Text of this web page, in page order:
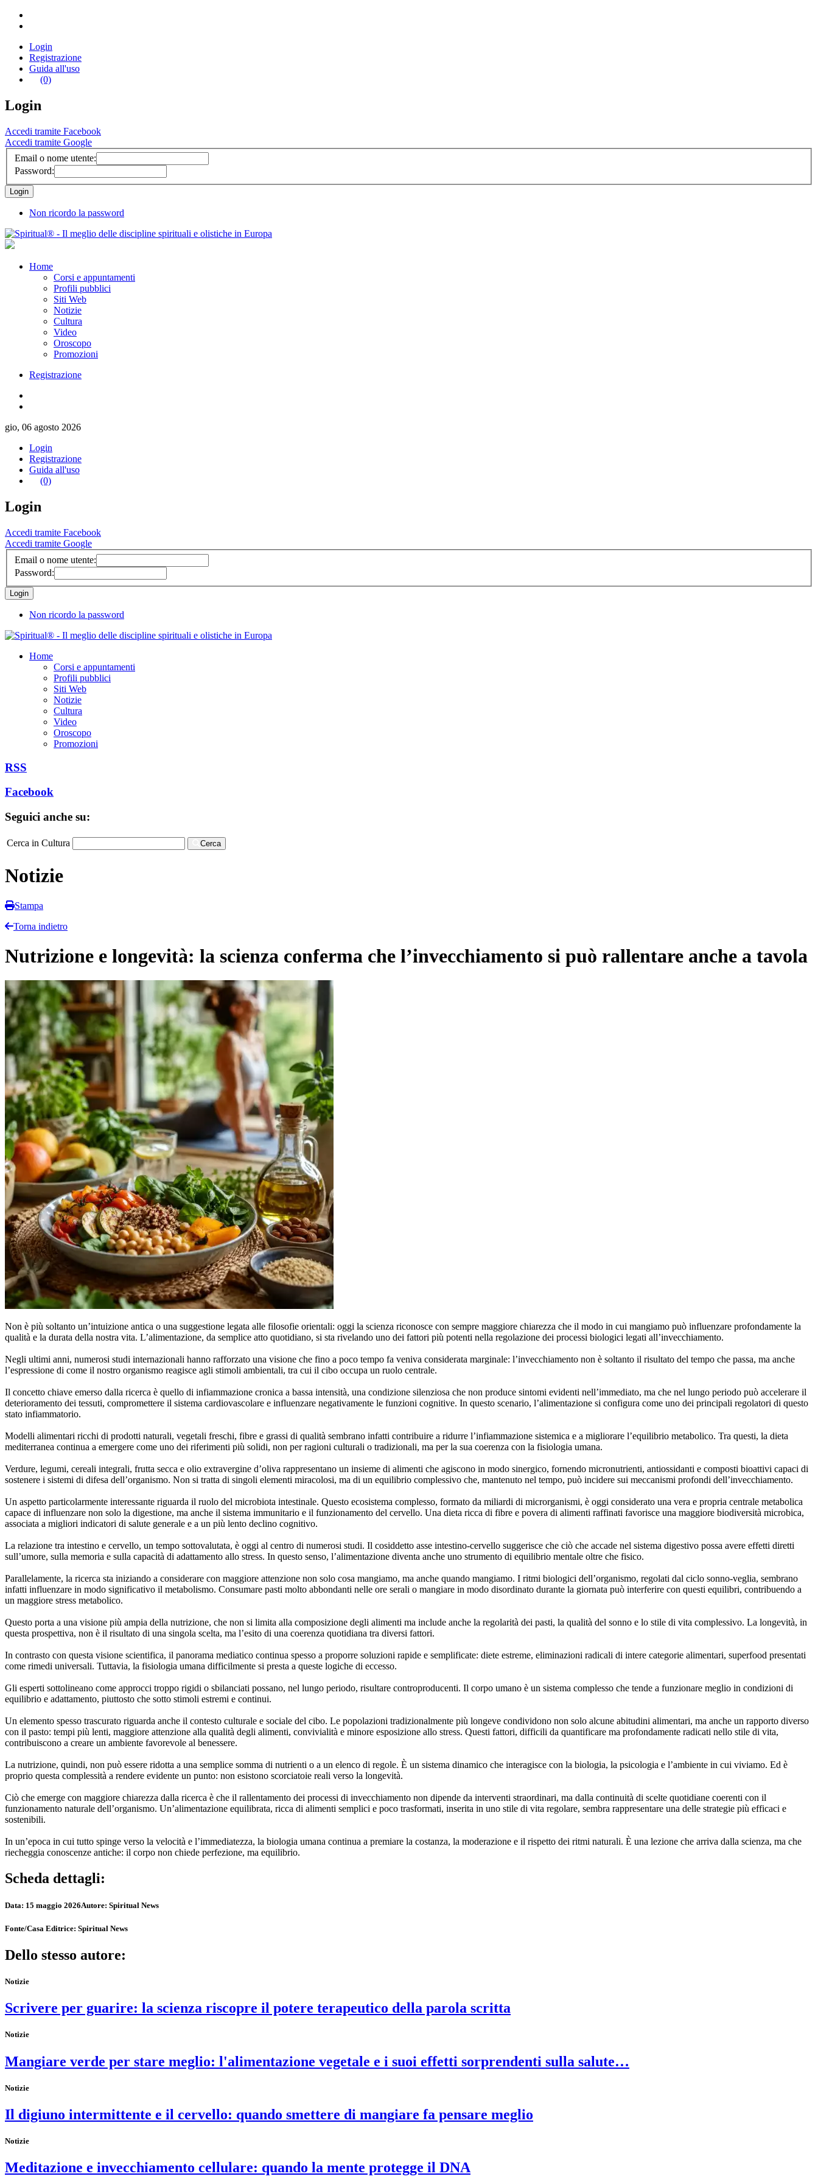
Login
Registrazione
Guida all'uso
(0)
Login
Accedi tramite Facebook
Accedi tramite Google
Email o nome utente:
Password:
Non ricordo la password
Home
Corsi e appuntamenti
Profili pubblici
Siti Web
Notizie
Cultura
Video
Oroscopo
Promozioni
Registrazione
gio, 06 agosto 2026
Login
Registrazione
Guida all'uso
(0)
Login
Accedi tramite Facebook
Accedi tramite Google
Email o nome utente:
Password:
Non ricordo la password
Home
Corsi e appuntamenti
Profili pubblici
Siti Web
Notizie
Cultura
Video
Oroscopo
Promozioni
RSS
Facebook
Seguici anche su:
Cerca in Cultura Cerca
Notizie
Stampa
Torna indietro
Nutrizione e longevità: la scienza conferma che l’invecchiamento si può rallentare anche a tavola
Non è più soltanto un’intuizione antica o una suggestione legata alle filosofie orientali: oggi la scienza riconosce con sempre maggiore chiarezza che il modo in cui mangiamo può influenzare profondamente la
qualità e la durata della nostra vita. L’alimentazione, da semplice atto quotidiano, si sta rivelando uno dei fattori più potenti nella regolazione dei processi biologici legati all’invecchiamento.
Negli ultimi anni, numerosi studi internazionali hanno rafforzato una visione che fino a poco tempo fa veniva considerata marginale: l’invecchiamento non è soltanto il risultato del tempo che passa, ma anche
l’espressione di come il nostro organismo reagisce agli stimoli ambientali, tra cui il cibo occupa un ruolo centrale.
Il concetto chiave emerso dalla ricerca è quello di infiammazione cronica a bassa intensità, una condizione silenziosa che non produce sintomi evidenti nell’immediato, ma che nel lungo periodo può accelerare il
deterioramento dei tessuti, compromettere il sistema cardiovascolare e influenzare negativamente le funzioni cognitive. In questo scenario, l’alimentazione si configura come uno dei principali regolatori di questo
stato infiammatorio.
Modelli alimentari ricchi di prodotti naturali, vegetali freschi, fibre e grassi di qualità sembrano infatti contribuire a ridurre l’infiammazione sistemica e a migliorare l’equilibrio metabolico. Tra questi, la dieta
mediterranea continua a emergere come uno dei riferimenti più solidi, non per ragioni culturali o tradizionali, ma per la sua coerenza con la fisiologia umana.
Verdure, legumi, cereali integrali, frutta secca e olio extravergine d’oliva rappresentano un insieme di alimenti che agiscono in modo sinergico, fornendo micronutrienti, antiossidanti e composti bioattivi capaci di
sostenere i sistemi di difesa dell’organismo. Non si tratta di singoli elementi miracolosi, ma di un equilibrio complessivo che, mantenuto nel tempo, può incidere sui meccanismi profondi dell’invecchiamento.
Un aspetto particolarmente interessante riguarda il ruolo del microbiota intestinale. Questo ecosistema complesso, formato da miliardi di microrganismi, è oggi considerato una vera e propria centrale metabolica
capace di influenzare non solo la digestione, ma anche il sistema immunitario e il funzionamento del cervello. Una dieta ricca di fibre e povera di alimenti raffinati favorisce una maggiore biodiversità microbica,
associata a migliori indicatori di salute generale e a un più lento declino cognitivo.
La relazione tra intestino e cervello, un tempo sottovalutata, è oggi al centro di numerosi studi. Il cosiddetto asse intestino-cervello suggerisce che ciò che accade nel sistema digestivo possa avere effetti diretti
sull’umore, sulla memoria e sulla capacità di adattamento allo stress. In questo senso, l’alimentazione diventa anche uno strumento di equilibrio mentale oltre che fisico.
Parallelamente, la ricerca sta iniziando a considerare con maggiore attenzione non solo cosa mangiamo, ma anche quando mangiamo. I ritmi biologici dell’organismo, regolati dal ciclo sonno-veglia, sembrano
infatti influenzare in modo significativo il metabolismo. Consumare pasti molto abbondanti nelle ore serali o mangiare in modo disordinato durante la giornata può interferire con questi equilibri, contribuendo a
un maggiore stress metabolico.
Questo porta a una visione più ampia della nutrizione, che non si limita alla composizione degli alimenti ma include anche la regolarità dei pasti, la qualità del sonno e lo stile di vita complessivo. La longevità, in
questa prospettiva, non è il risultato di una singola scelta, ma l’esito di una coerenza quotidiana tra diversi fattori.
In contrasto con questa visione scientifica, il panorama mediatico continua spesso a proporre soluzioni rapide e semplificate: diete estreme, eliminazioni radicali di intere categorie alimentari, superfood presentati
come rimedi universali. Tuttavia, la fisiologia umana difficilmente si presta a queste logiche di eccesso.
Gli esperti sottolineano come approcci troppo rigidi o sbilanciati possano, nel lungo periodo, risultare controproducenti. Il corpo umano è un sistema complesso che tende a funzionare meglio in condizioni di
equilibrio e adattamento, piuttosto che sotto stimoli estremi e continui.
Un elemento spesso trascurato riguarda anche il contesto culturale e sociale del cibo. Le popolazioni tradizionalmente più longeve condividono non solo alcune abitudini alimentari, ma anche un rapporto diverso
con il pasto: tempi più lenti, maggiore attenzione alla qualità degli alimenti, convivialità e minore esposizione allo stress. Questi fattori, difficili da quantificare ma profondamente radicati nello stile di vita,
contribuiscono a creare un ambiente favorevole al benessere.
La nutrizione, quindi, non può essere ridotta a una semplice somma di nutrienti o a un elenco di regole. È un sistema dinamico che interagisce con la biologia, la psicologia e l’ambiente in cui viviamo. Ed è
proprio questa complessità a rendere evidente un punto: non esistono scorciatoie reali verso la longevità.
Ciò che emerge con maggiore chiarezza dalla ricerca è che il rallentamento dei processi di invecchiamento non dipende da interventi straordinari, ma dalla continuità di scelte quotidiane coerenti con il
funzionamento naturale dell’organismo. Un’alimentazione equilibrata, ricca di alimenti semplici e poco trasformati, inserita in uno stile di vita regolare, sembra rappresentare una delle strategie più efficaci e
sostenibili.
In un’epoca in cui tutto spinge verso la velocità e l’immediatezza, la biologia umana continua a premiare la costanza, la moderazione e il rispetto dei ritmi naturali. È una lezione che arriva dalla scienza, ma che
riecheggia conoscenze antiche: il corpo non chiede perfezione, ma equilibrio.
Scheda dettagli:
Data: 15 maggio 2026Autore: Spiritual News
Fonte/Casa Editrice: Spiritual News
Dello stesso autore:
Notizie
Scrivere per guarire: la scienza riscopre il potere terapeutico della parola scritta
Notizie
Mangiare verde per stare meglio: l'alimentazione vegetale e i suoi effetti sorprendenti sulla salute…
Notizie
Il digiuno intermittente e il cervello: quando smettere di mangiare fa pensare meglio
Notizie
Meditazione e invecchiamento cellulare: quando la mente protegge il DNA